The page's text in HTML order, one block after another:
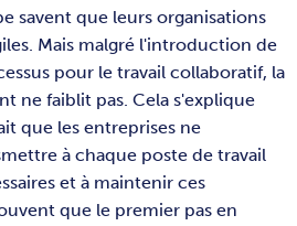
savent que leurs organisations
Mais malgré l'introduction de
pour le travail collaboratif, la
ne faiblit pas. Cela s'explique
que les entreprises ne
à chaque poste de travail
et à maintenir ces
que le premier pas en